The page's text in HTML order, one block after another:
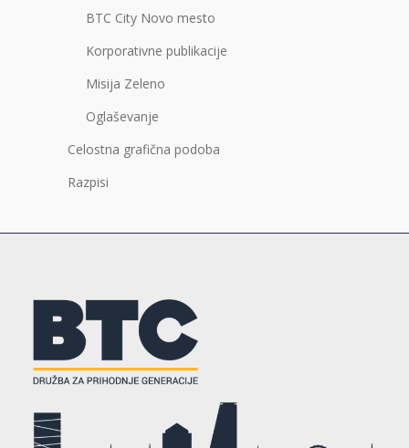
BTC City Novo mesto
Korporativne publikacije
Misija Zeleno
Oglaševanje
Celostna grafična podoba
Razpisi